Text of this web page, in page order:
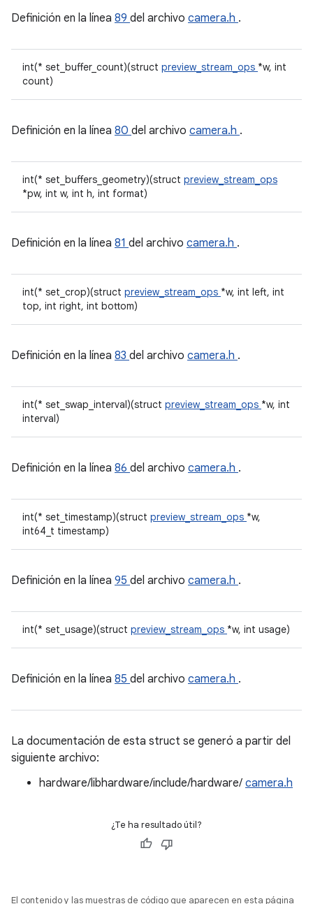
Definición en la línea 89 del archivo camera.h .
int(* set_buffer_count)(struct preview_stream_ops *w, int
count)
Definición en la línea 80 del archivo camera.h .
int(* set_buffers_geometry)(struct preview_stream_ops
*pw, int w, int h, int format)
Definición en la línea 81 del archivo camera.h .
int(* set_crop)(struct preview_stream_ops *w, int left, int
top, int right, int bottom)
Definición en la línea 83 del archivo camera.h .
int(* set_swap_interval)(struct preview_stream_ops *w, int
interval)
Definición en la línea 86 del archivo camera.h .
int(* set_timestamp)(struct preview_stream_ops *w,
int64_t timestamp)
Definición en la línea 95 del archivo camera.h .
int(* set_usage)(struct preview_stream_ops *w, int usage)
Definición en la línea 85 del archivo camera.h .
La documentación de esta struct se generó a partir del
siguiente archivo:
hardware/libhardware/include/hardware/ camera.h
¿Te ha resultado útil?
El contenido y las muestras de código que aparecen en esta página